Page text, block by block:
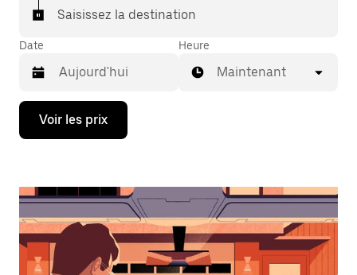
Saisissez la destination
Date
Appuyez
la
bas
ouvrir
le
calendrier
Heure
Maintenant
Voir les prix